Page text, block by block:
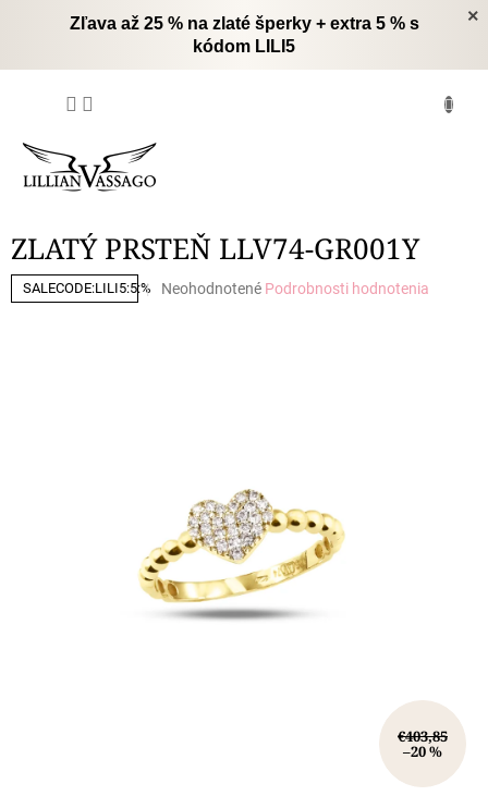
×
Zľava až 25 % na zlaté šperky + extra 5 % s
kódom LILI5
ZLATÝ PRSTEŇ LLV74-GR001Y
SALECODE:LILI5:5:%
Priemerné
Neohodnotené Podrobnosti hodnotenia
€403,85
–20 %